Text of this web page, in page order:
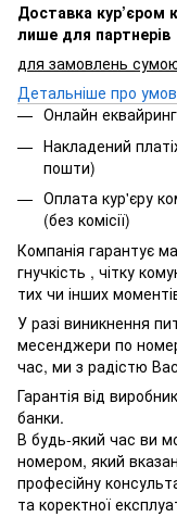
Доставка кур’єром
лише для партнерів
для замовлень
Детальніше про
Онлайн
Накладений
пошти)
Оплата кур'єру
(без комісії)
Компанія гарантує
гнучкість , чітку
тих чи інших
У разі виникнення
месенджери по
час, ми з радістю
Гарантія від
банки.
В будь-який час ви
номером, який
професійну
та коректної